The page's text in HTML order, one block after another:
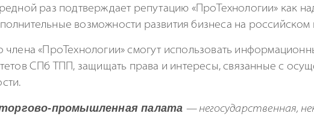
раз подтверждает репутацию «ПроТехнологии» как
возможности развития бизнеса на
члена «ПроТехнологии» смогут использовать
СПб ТПП, защищать права и интересы, связанные с
промышленная палата — негосударственная,